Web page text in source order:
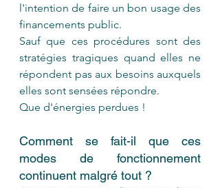
l'intention de faire un bon usage des
financements public.
Sauf que ces procédures sont des
stratégies tragiques quand elles ne
répondent pas aux besoins auxquels
elles sont sensées répondre.
Que d'énergies perdues !
Comment se fait-il que ces
modes de fonctionnement
continuent malgré tout ?